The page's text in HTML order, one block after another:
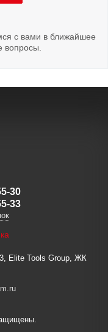
с вами в ближайшее
вопросы.
30
33
Elite Tools Group, ЖК